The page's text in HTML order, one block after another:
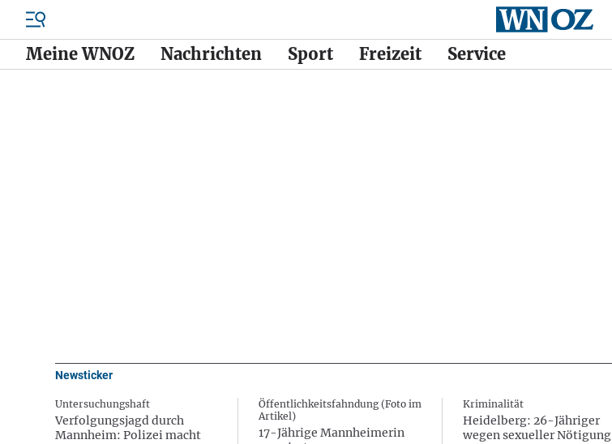
Meine WNOZ Nachrichten Sport Freizeit Service
Newsticker
Untersuchungshaft
Verfolgungsjagd durch
Mannheim: Polizei macht
Öffentlichkeitsfahndung (Foto im
Artikel)
17-Jährige Mannheimerin
Kriminalität
Heidelberg: 26-Jähriger
wegen sexueller Nötigung